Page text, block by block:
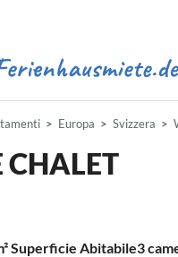
Europa Svizzera
CHALET
Superficie Abitabile3